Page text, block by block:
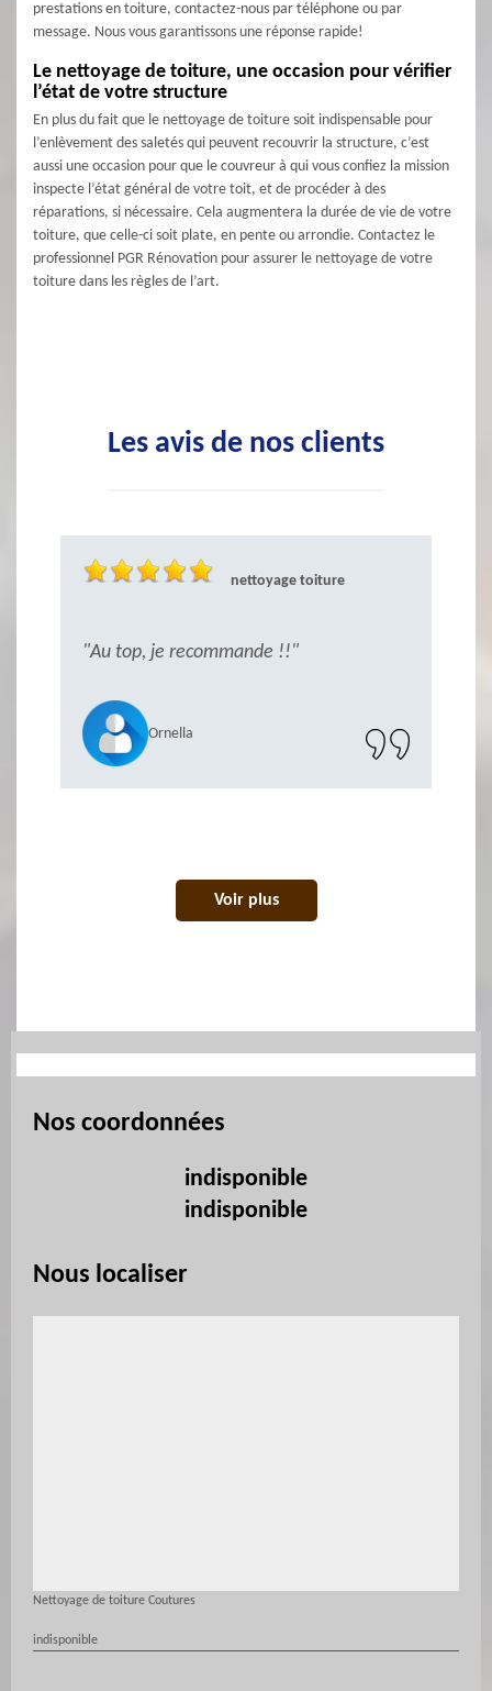
prestations en toiture, contactez-nous par téléphone ou par
message. Nous vous garantissons une réponse rapide!
Le nettoyage de toiture, une occasion pour vérifier
l’état de votre structure
En plus du fait que le nettoyage de toiture soit indispensable pour
l’enlèvement des saletés qui peuvent recouvrir la structure, c’est
aussi une occasion pour que le couvreur à qui vous confiez la mission
inspecte l’état général de votre toit, et de procéder à des
réparations, si nécessaire. Cela augmentera la durée de vie de votre
toiture, que celle-ci soit plate, en pente ou arrondie. Contactez le
professionnel PGR Rénovation pour assurer le nettoyage de votre
toiture dans les règles de l’art.
Les avis de nos clients
nettoyage toiture
"Au top, je recommande !!"
Ornella
Voir plus
Nos coordonnées
indisponible
indisponible
Nous localiser
Nettoyage de toiture Coutures
indisponible